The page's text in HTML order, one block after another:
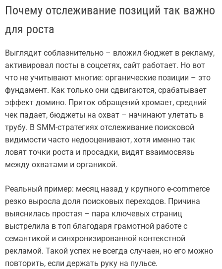
Почему отслеживание позиций так важно
для роста
Выглядит соблазнительно – вложил бюджет в рекламу,
активировал посты в соцсетях, сайт работает. Но вот
что не учитывают многие: органические позиции – это
фундамент. Как только они сдвигаются, срабатывает
эффект домино. Приток обращений хромает, средний
чек падает, бюджеты на охват – начинают улетать в
трубу. В SMM-стратегиях отслеживание поисковой
видимости часто недооценивают, хотя именно так
ловят точки роста и просадки, видят взаимосвязь
между охватами и органикой.
Реальный пример: месяц назад у крупного e-commerce
резко выросла доля поисковых переходов. Причина
выяснилась простая – пара ключевых страниц
выстрелила в топ благодаря грамотной работе с
семантикой и синхронизированной контекстной
рекламой. Такой успех не всегда случаен, но его можно
повторить, если держать руку на пульсе.